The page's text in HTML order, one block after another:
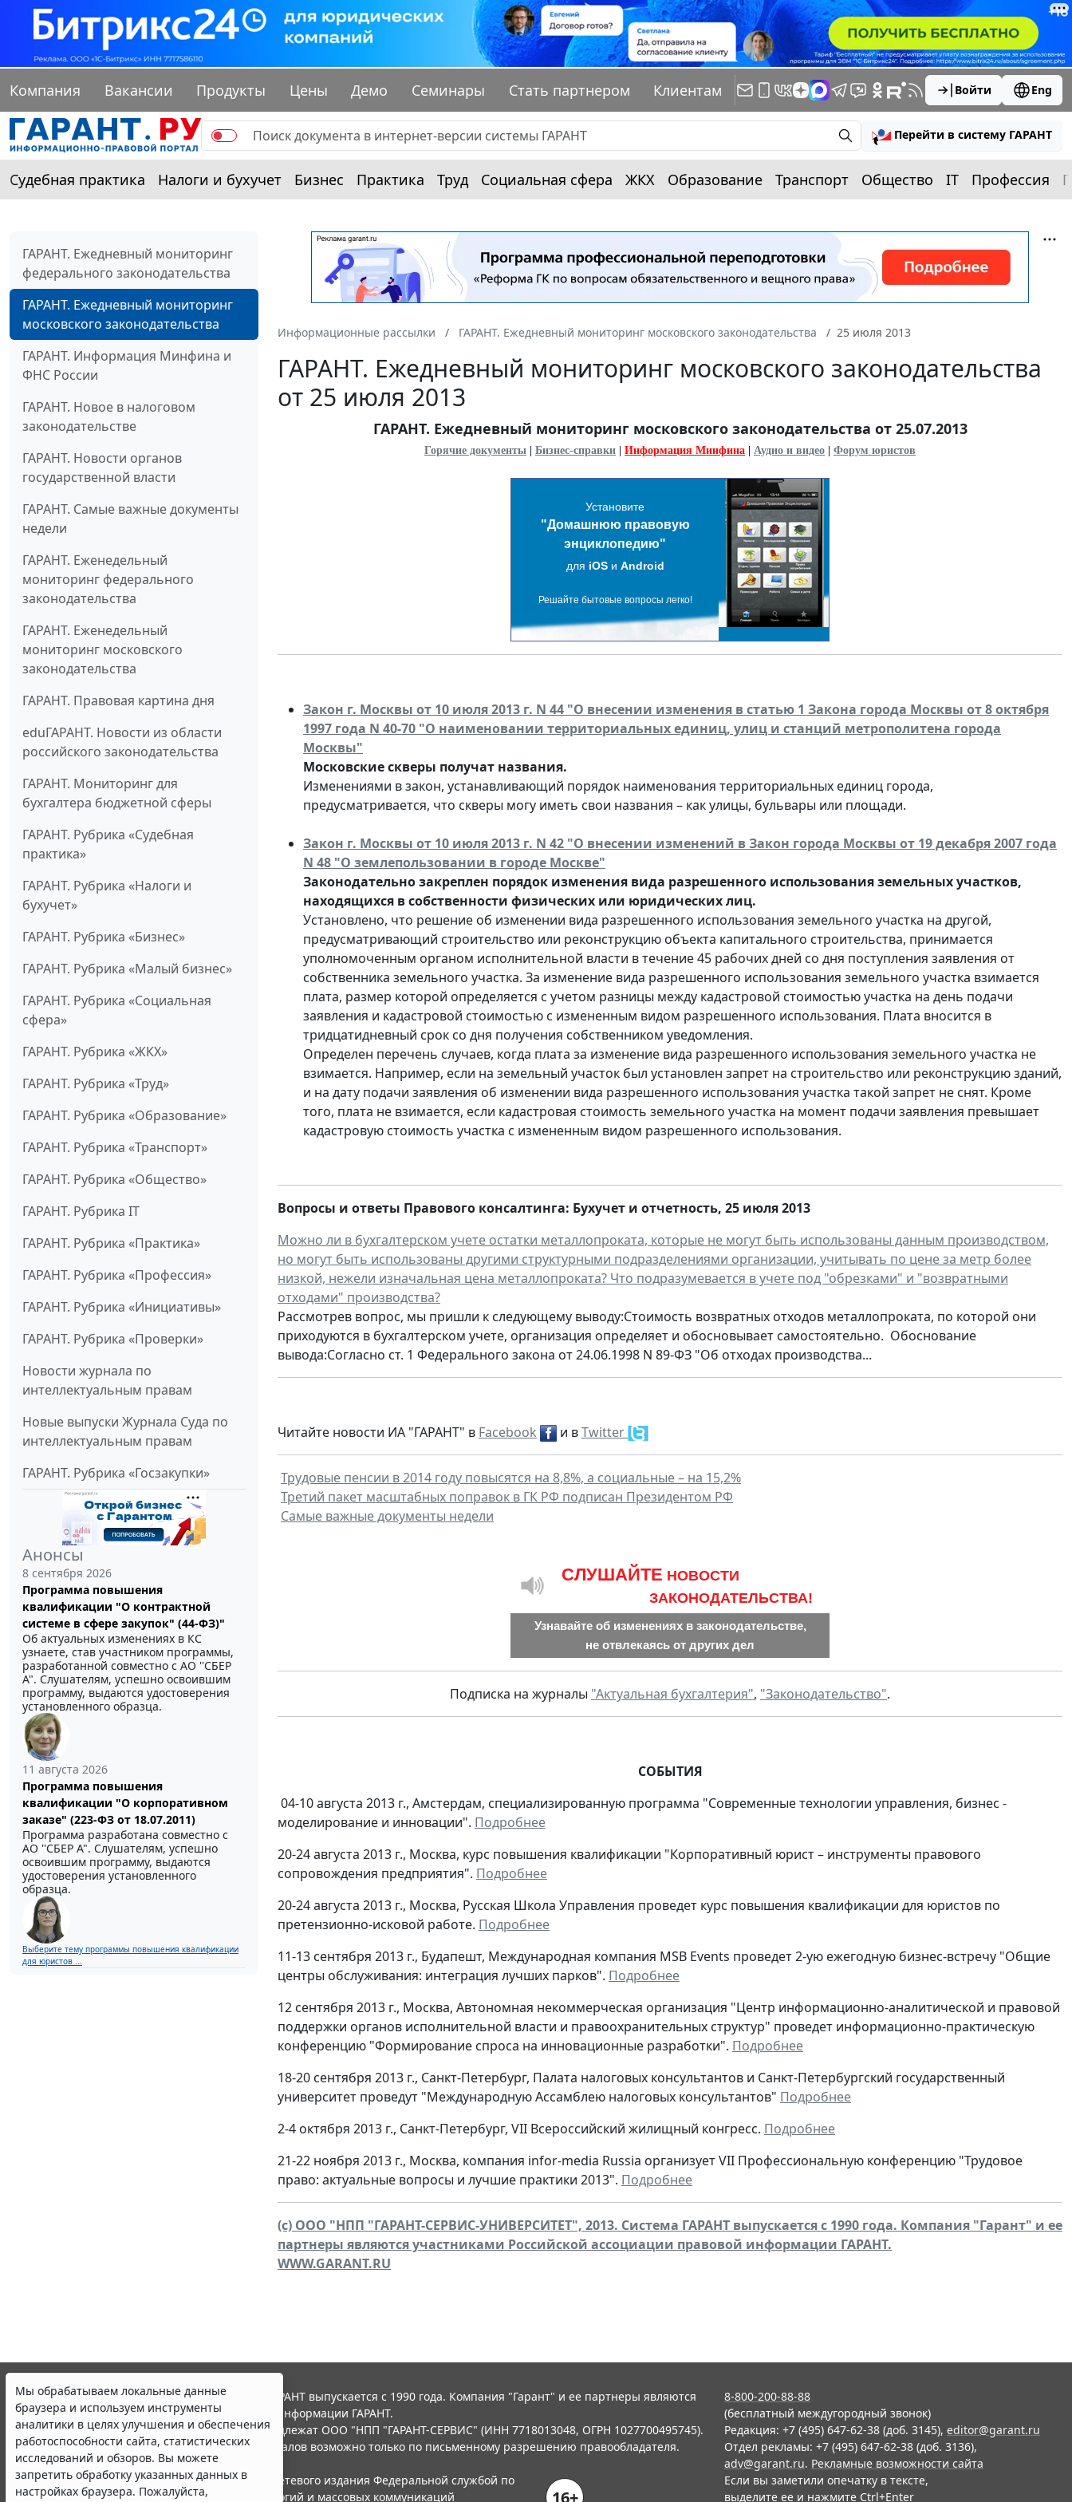
Компания Вакансии Продукты Цены Демо Семинары Стать партнером Клиентам Войти Eng
Перейти в систему ГАРАНТ
Судебная практика Налоги и бухучет Бизнес Практика Труд Социальная сфера ЖКХ Образование Транспорт Общество IT Профессия
ГАРАНТ. Ежедневный мониторинг
федерального законодательства
ГАРАНТ. Ежедневный мониторинг
московского законодательства
ГАРАНТ. Информация Минфина и
ФНС России
ГАРАНТ. Новое в налоговом
законодательстве
ГАРАНТ. Новости органов
государственной власти
ГАРАНТ. Самые важные документы
недели
ГАРАНТ. Еженедельный
мониторинг федерального
законодательства
ГАРАНТ. Еженедельный
мониторинг московского
законодательства
ГАРАНТ. Правовая картина дня
eduГАРАНТ. Новости из области
российского законодательства
ГАРАНТ. Мониторинг для
бухгалтера бюджетной сферы
ГАРАНТ. Рубрика «Судебная
практика»
ГАРАНТ. Рубрика «Налоги и
бухучет»
ГАРАНТ. Рубрика «Бизнес»
ГАРАНТ. Рубрика «Малый бизнес»
ГАРАНТ. Рубрика «Социальная
сфера»
ГАРАНТ. Рубрика «ЖКХ»
ГАРАНТ. Рубрика «Труд»
ГАРАНТ. Рубрика «Образование»
ГАРАНТ. Рубрика «Транспорт»
ГАРАНТ. Рубрика «Общество»
ГАРАНТ. Рубрика IT
ГАРАНТ. Рубрика «Практика»
ГАРАНТ. Рубрика «Профессия»
ГАРАНТ. Рубрика «Инициативы»
ГАРАНТ. Рубрика «Проверки»
Новости журнала по
интеллектуальным правам
Новые выпуски Журнала Суда по
интеллектуальным правам
ГАРАНТ. Рубрика «Госзакупки»
Анонсы
8 сентября 2026
Программа повышения
квалификации "О контрактной
системе в сфере закупок" (44-ФЗ)"
Об актуальных изменениях в КС
узнаете, став участником программы,
разработанной совместно с АО ''СБЕР
А". Слушателям, успешно освоившим
программу, выдаются удостоверения
установленного образца.
11 августа 2026
Программа повышения
квалификации "О корпоративном
заказе" (223-ФЗ от 18.07.2011)
Программа разработана совместно с
АО ''СБЕР А". Слушателям, успешно
освоившим программу, выдаются
удостоверения установленного
образца.
Выберите тему программы повышения квалификации
для юристов ...
Информационные рассылки ГАРАНТ. Ежедневный мониторинг московского законодательства 25 июля 2013
ГАРАНТ. Ежедневный мониторинг московского законодательства
от 25 июля 2013
ГАРАНТ. Ежедневный мониторинг московского законодательства от 25.07.2013
Горячие документы Бизнес-справки Информация Минфина Аудио и видео Форум юристов
Установите
"Домашнюю правовую
энциклопедию"
для iOSи Android
Решайте бытовые вопросы легко!
Закон г. Москвы от 10 июля 2013 г. N 44 "О внесении изменения в статью 1 Закона города Москвы от 8 октября
1997 года N 40-70 "О наименовании территориальных единиц, улиц и станций метрополитена города
Москвы"
Московские скверы получат названия.
Изменениями в закон, устанавливающий порядок наименования территориальных единиц города,
предусматривается, что скверы могу иметь свои названия – как улицы, бульвары или площади.
Закон г. Москвы от 10 июля 2013 г. N 42 "О внесении изменений в Закон города Москвы от 19 декабря 2007 года
N 48 "О землепользовании в городе Москве"
Законодательно закреплен порядок изменения вида разрешенного использования земельных участков,
находящихся в собственности физических или юридических лиц.
Установлено, что решение об изменении вида разрешенного использования земельного участка на другой,
предусматривающий строительство или реконструкцию объекта капитального строительства, принимается
уполномоченным органом исполнительной власти в течение 45 рабочих дней со дня поступления заявления от
собственника земельного участка. За изменение вида разрешенного использования земельного участка взимается
плата, размер которой определяется с учетом разницы между кадастровой стоимостью участка на день подачи
заявления и кадастровой стоимостью с измененным видом разрешенного использования. Плата вносится в
тридцатидневный срок со дня получения собственником уведомления.
Определен перечень случаев, когда плата за изменение вида разрешенного использования земельного участка не
взимается. Например, если на земельный участок был установлен запрет на строительство или реконструкцию зданий,
и на дату подачи заявления об изменении вида разрешенного использования участка такой запрет не снят. Кроме
того, плата не взимается, если кадастровая стоимость земельного участка на момент подачи заявления превышает
кадастровую стоимость участка с измененным видом разрешенного использования.
Вопросы и ответы Правового консалтинга: Бухучет и отчетность, 25 июля 2013
Можно ли в бухгалтерском учете остатки металлопроката, которые не могут быть использованы данным производством,
но могут быть использованы другими структурными подразделениями организации, учитывать по цене за метр более
низкой, нежели изначальная цена металлопроката? Что подразумевается в учете под "обрезками" и "возвратными
отходами" производства?
Рассмотрев вопрос, мы пришли к следующему выводу:Стоимость возвратных отходов металлопроката, по которой они
приходуются в бухгалтерском учете, организация определяет и обосновывает самостоятельно. Обоснование
вывода:Согласно ст. 1 Федерального закона от 24.06.1998 N 89-ФЗ "Об отходах производства...
Читайте новости ИА "ГАРАНТ" в Facebook и вTwitter
Трудовые пенсии в 2014 году повысятся на 8,8%, а социальные – на 15,2%
Третий пакет масштабных поправок в ГК РФ подписан Президентом РФ
Самые важные документы недели
CЛУШАЙТЕ НОВОСТИ
ЗАКОНОДАТЕЛЬСТВА!
Узнавайте об изменениях в законодательстве,
не отвлекаясь от других дел
Подписка на журналы "Актуальная бухгалтерия", "Законодательство".
СОБЫТИЯ
04-10 августа 2013 г., Амстердам, специализированную программа "Современные технологии управления, бизнес -
моделирование и инновации". Подробнее
20-24 августа 2013 г., Москва, курс повышения квалификации "Корпоративный юрист – инструменты правового
сопровождения предприятия". Подробнее
20-24 августа 2013 г., Москва, Русская Школа Управления проведет курс повышения квалификации для юристов по
претензионно-исковой работе. Подробнее
11-13 сентября 2013 г., Будапешт, Международная компания MSB Events проведет 2-ую ежегодную бизнес-встречу "Общие
центры обслуживания: интеграция лучших парков". Подробнее
12 сентября 2013 г., Москва, Автономная некоммерческая организация "Центр информационно-аналитической и правовой
поддержки органов исполнительной власти и правоохранительных структур" проведет информационно-практическую
конференцию "Формирование спроса на инновационные разработки". Подробнее
18-20 сентября 2013 г., Санкт-Петербург, Палата налоговых консультантов и Санкт-Петербургский государственный
университет проведут "Международную Ассамблею налоговых консультантов" Подробнее
2-4 октября 2013 г., Санкт-Петербург, VII Всероссийский жилищный конгресс. Подробнее
21-22 ноября 2013 г., Москва, компания infor-media Russia организует VII Профессиональную конференцию "Трудовое
право: актуальные вопросы и лучшие практики 2013". Подробнее
(c) ООО "НПП "ГАРАНТ-СЕРВИС-УНИВЕРСИТЕТ", 2013. Система ГАРАНТ выпускается с 1990 года. Компания "Гарант" и ее
партнеры являются участниками Российской ассоциации правовой информации ГАРАНТ.
WWW.GARANT.RU
Мы обрабатываем локальные данные
браузера и используем инструменты
аналитики в целях улучшения и обеспечения
работоспособности сайта, статистических
исследований и обзоров. Вы можете
запретить обработку указанных данных в
настройках браузера. Пожалуйста,
© ООО "НПП "ГАРАНТ-СЕРВИС", 2026. Система ГАРАНТ выпускается с 1990 года. Компания "Гарант" и ее партнеры являются
участниками Российской ассоциации правовой информации ГАРАНТ.
Все права на материалы сайта ГАРАНТ.РУ принадлежат ООО "НПП "ГАРАНТ-СЕРВИС" (ИНН 7718013048, ОГРН 1027700495745).
Полное или частичное воспроизведение материалов возможно только по письменному разрешению правообладателя.
Правила использования портала.
Портал ГАРАНТ.РУ зарегистрирован в качестве сетевого издания Федеральной службой по
надзору в сфере связи,информационных технологий и массовых коммуникаций
16+
8-800-200-88-88
(бесплатный междугородный звонок)
Редакция: +7 (495) 647-62-38 (доб. 3145), editor@garant.ru
Отдел рекламы: +7 (495) 647-62-38 (доб. 3136),
adv@garant.ru. Рекламные возможности сайта
Если вы заметили опечатку в тексте,
выделите ее и нажмите Ctrl+Enter